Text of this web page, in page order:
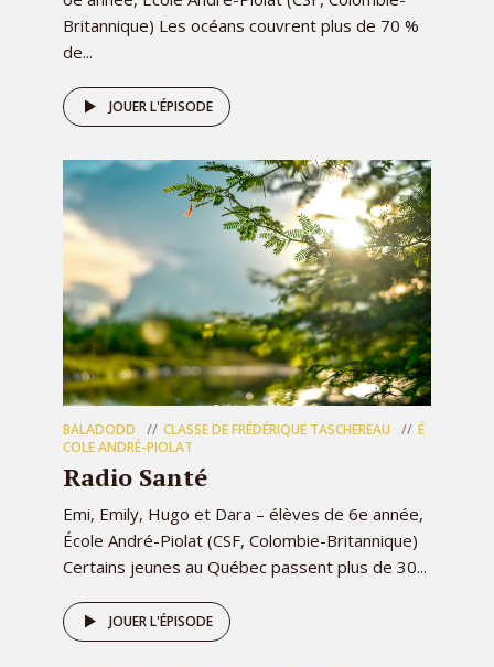
Britannique) Les océans couvrent plus de 70 %
de...
JOUER L'ÉPISODE
BALADODD CLASSE DE FRÉDÉRIQUE TASCHEREAU
É
COLE ANDRÉ-PIOLAT
Radio Santé
Emi, Emily, Hugo et Dara – élèves de 6e année,
École André-Piolat (CSF, Colombie-Britannique)
Certains jeunes au Québec passent plus de 30...
JOUER L'ÉPISODE